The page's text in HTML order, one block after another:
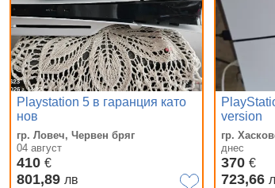
Playstation 5 в гаранция като
нов
гр. Ловеч, Червен бряг
04 август
410 €
801,89 лв
version
гр.
днес
370 €
723,66